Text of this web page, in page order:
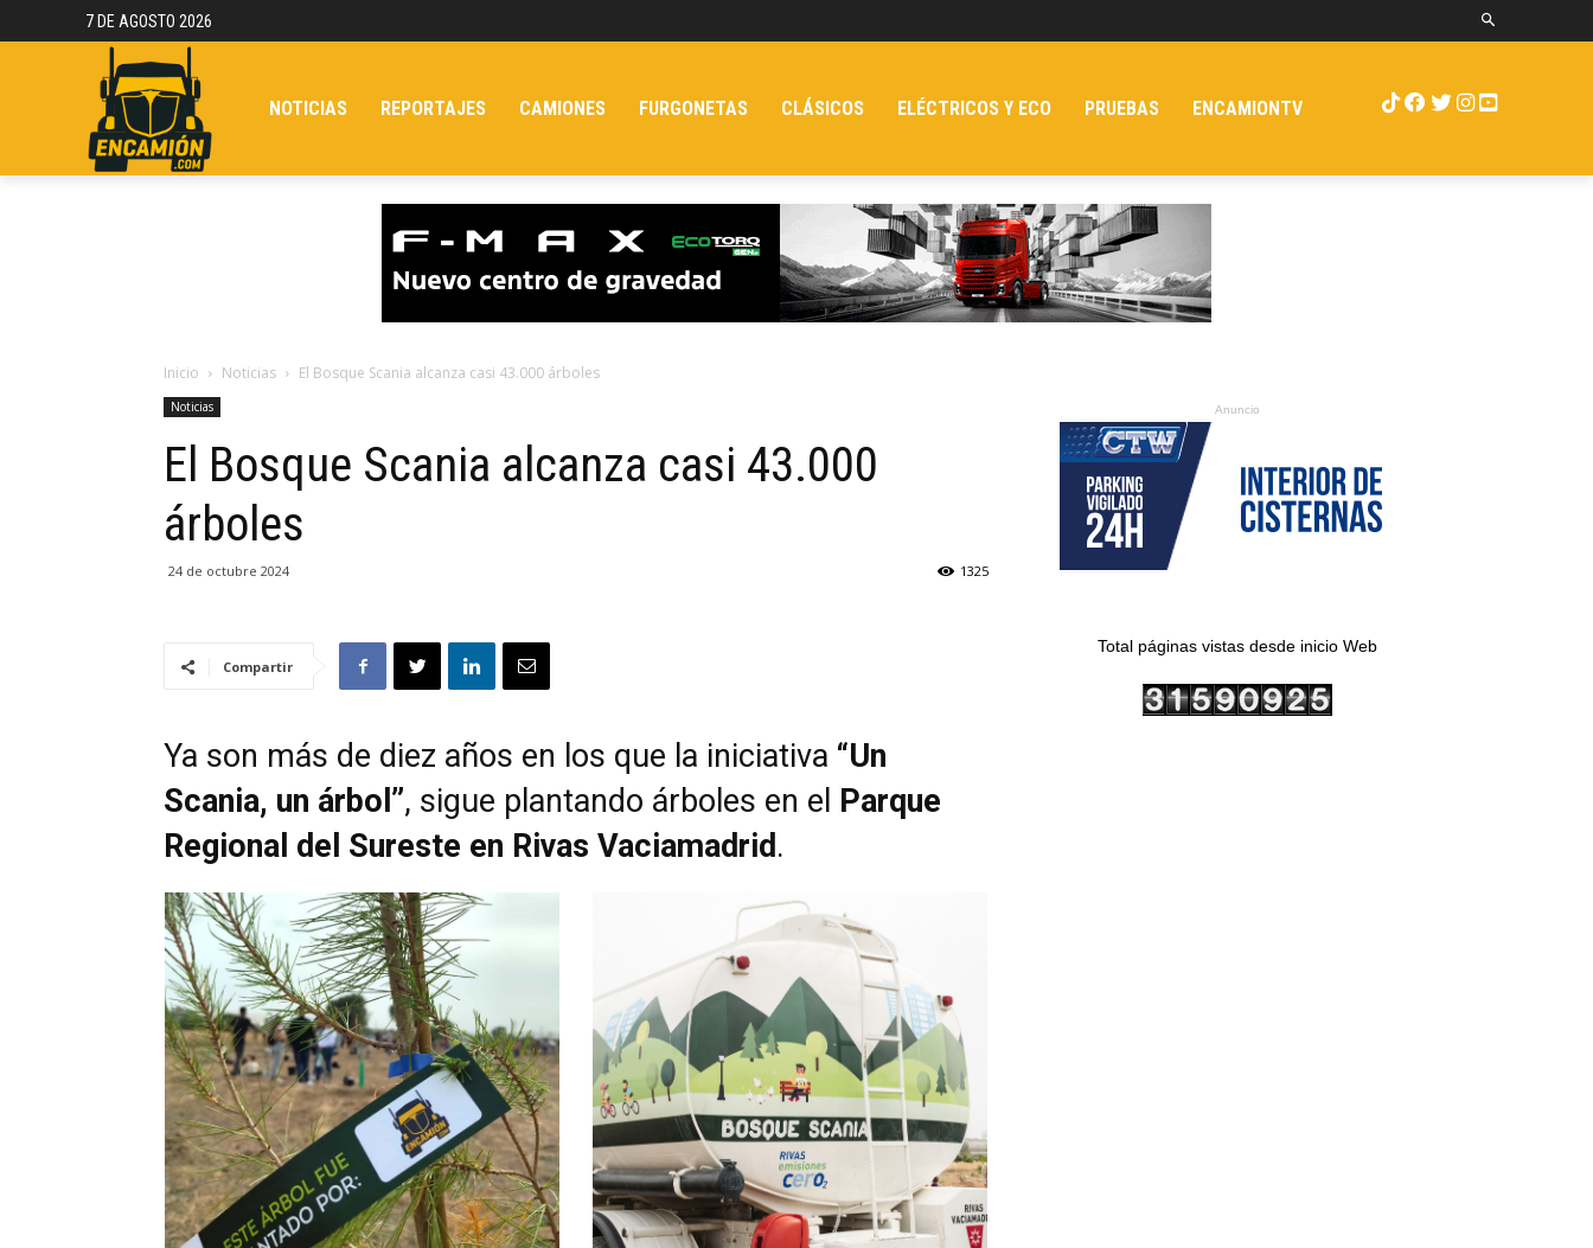
7 DE AGOSTO 2026
NOTICIAS REPORTAJES CAMIONES FURGONETAS CLÁSICOS ELÉCTRICOS Y ECO PRUEBAS ENCAMIONTV
Inicio Noticias El Bosque Scania alcanza casi 43.000 árboles
Noticias
El Bosque Scania alcanza casi 43.000
árboles
24 de octubre 2024 1325
Compartir
Ya son más de diez años en los que la iniciativa “Un
Scania, un árbol”, sigue plantando árboles en el Parque
Regional del Sureste en Rivas Vaciamadrid.
Anuncio
Total páginas vistas desde inicio Web